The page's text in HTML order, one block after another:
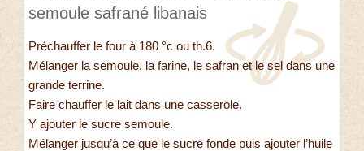
semoule safrané libanais
Préchauffer le four à 180 °c ou th.6.
Mélanger la semoule, la farine, le safran et le sel dans une
grande terrine.
Faire chauffer le lait dans une casserole.
Y ajouter le sucre semoule.
Mélanger jusqu’à ce que le sucre fonde puis ajouter l’huile